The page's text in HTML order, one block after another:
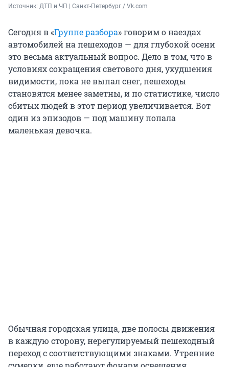
Источник: ДТП и ЧП | Санкт-Петербург / Vk.com
Сегодня в «Группе разбора» говорим о наездах
автомобилей на пешеходов — для глубокой осени
это весьма актуальный вопрос. Дело в том, что в
условиях сокращения светового дня, ухудшения
видимости, пока не выпал снег, пешеходы
становятся менее заметны, и по статистике, число
сбитых людей в этот период увеличивается. Вот
один из эпизодов — под машину попала
маленькая девочка.
Обычная городская улица, две полосы движения
в каждую сторону, нерегулируемый пешеходный
переход с соответствующими знаками. Утренние